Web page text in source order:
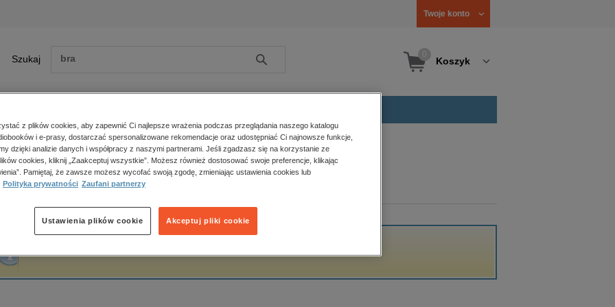
Twoje konto
Szukaj Szukaj Koszyk
Zobacz wszystkie E-prasa
polityka, społeczno-informacyjne
psychologiczne
popularno-naukowe
historia
główna Marek Górski
Górski
z plików cookies, aby zapewnić Ci najlepsze wrażenia podczas przeglądania naszego katalogu
i e-prasy, dostarczać spersonalizowane rekomendacje oraz udostępniać Ci najnowsze funkcje,
dzięki analizie danych i współpracy z naszymi partnerami. Jeśli zgadzasz się na korzystanie ze
cookies, kliknij „Zaakceptuj wszystkie”. Możesz również dostosować swoje preferencje, klikając
Pamiętaj, że zawsze możesz wycofać swoją zgodę, zmieniając ustawienia cookies lub
Polityka prywatności Zaufani partnerzy
Akceptuj pliki cookie
Ustawienia plików cookie